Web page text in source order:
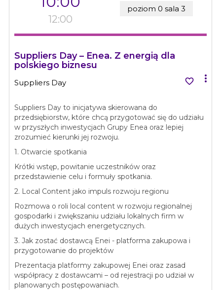
12:00
poziom 0 sala 3
Suppliers Day – Enea. Z energią dla
polskiego biznesu
Suppliers Day  
Suppliers Day to inicjatywa skierowana do
przedsiębiorstw, które chcą przygotować się do udziału
w przyszłych inwestycjach Grupy Enea oraz lepiej
zrozumieć kierunki jej rozwoju.
1. Otwarcie spotkania
Krótki wstęp, powitanie uczestników oraz
przedstawienie celu i formuły spotkania.
2. Local Content jako impuls rozwoju regionu
Rozmowa o roli local content w rozwoju regionalnej
gospodarki i zwiększaniu udziału lokalnych firm w
dużych inwestycjach energetycznych.
3. Jak zostać dostawcą Enei - platforma zakupowa i
przygotowanie do projektów
Prezentacja platformy zakupowej Enei oraz zasad
współpracy z dostawcami – od rejestracji po udział w
planowanych postępowaniach.